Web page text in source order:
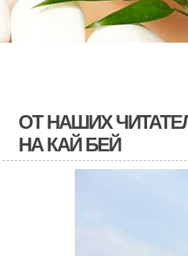
ОТ НАШИХ
НА КАЙ БЕЙ